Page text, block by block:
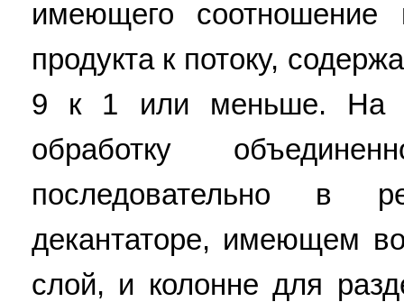
имеющего соотношение
продукта к потоку,
9 к 1 или меньше. На
обработку
последовательно в
декантаторе, имеющем
слой, и колонне для